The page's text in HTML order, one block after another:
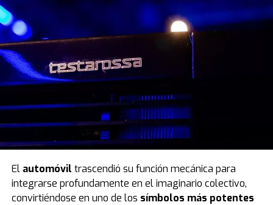
El automóvil trascendió su función mecánica para
integrarse profundamente en el imaginario colectivo,
convirtiéndose en uno de los símbolos más potentes